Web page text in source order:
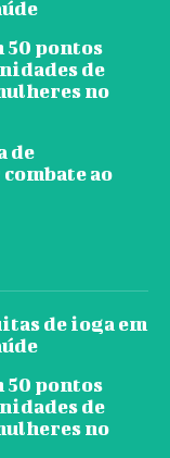
50 pontos
de
no
de
ao
de ioga em
50 pontos
de
no